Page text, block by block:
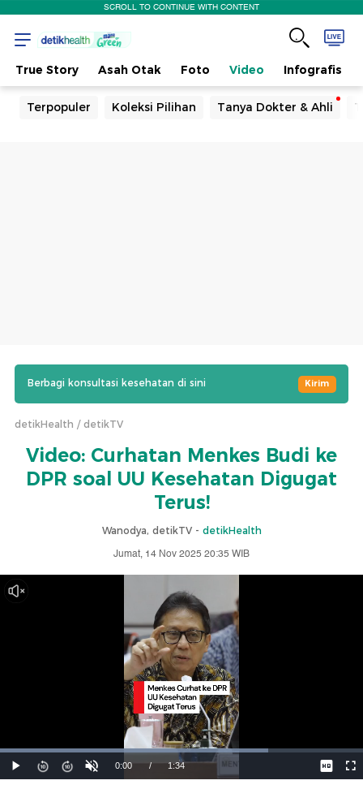
SCROLL TO CONTINUE WITH CONTENT
True Story Asah Otak Foto Video Infografis
Terpopuler Koleksi Pilihan Tanya Dokter & Ahli
Berbagi konsultasi kesehatan di sini Kirim
detikHealth detikTV
Video: Curhatan Menkes Budi ke
DPR soal UU Kesehatan Digugat
Terus!
Wanodya, detikTV - detikHealth
Jumat, 14 Nov 2025 20:35 WIB